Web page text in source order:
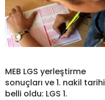
MEB LGS yerleştirme
sonuçları ve 1. nakil tarihi
belli oldu: LGS 1.